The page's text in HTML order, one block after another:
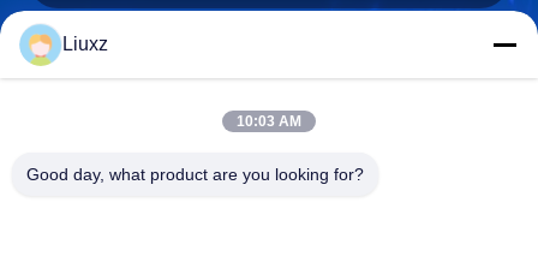
Liuxz
10:03 AM
Good day, what product are you looking for?